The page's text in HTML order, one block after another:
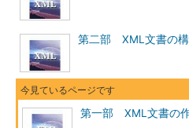
第二部 XML文書の
第一部 XML文書の